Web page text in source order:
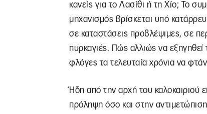
κανείς για το Λασίθι ή τη Χίο; Το
μηχανισμός βρίσκεται υπό
σε καταστάσεις προβλέψιμες, σε
πυρκαγιές. Πώς αλλιώς να εξηγηθεί
φλόγες τα τελευταία χρόνια να
Ήδη από την αρχή του καλοκαιριού
πρόληψη όσο και στην